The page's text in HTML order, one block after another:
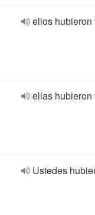
ellos hubieron
ellas hubieron
Ustedes